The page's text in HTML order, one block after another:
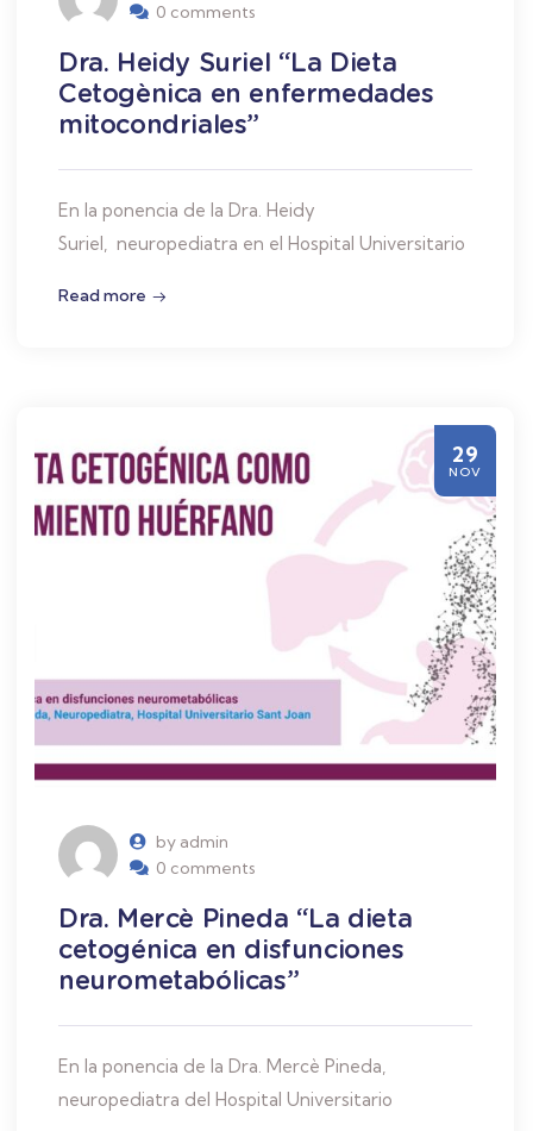
0 comments
Dra. Heidy Suriel “La Dieta
Cetogènica en enfermedades
mitocondriales”
En la ponencia de la Dra. Heidy
Suriel, neuropediatra en el Hospital Universitario
Read more
by admin
0 comments
Dra. Mercè Pineda “La dieta
cetogénica en disfunciones
neurometabólicas”
En la ponencia de la Dra. Mercè Pineda,
neuropediatra del Hospital Universitario
29
NOV